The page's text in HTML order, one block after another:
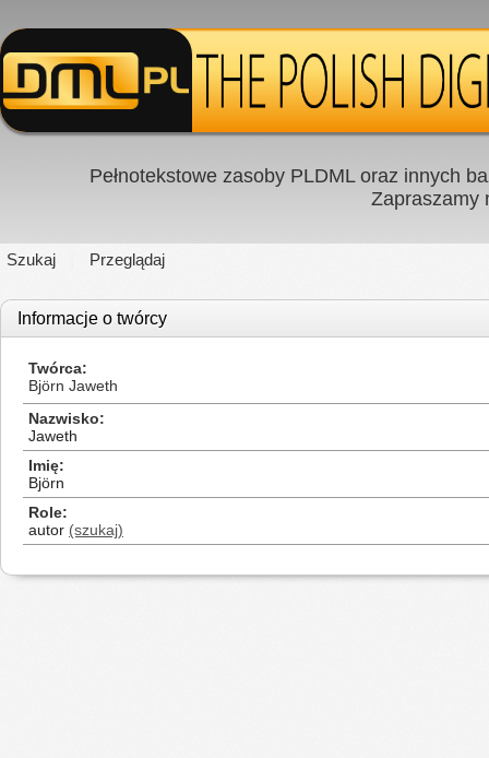
Pełnotekstowe zasoby PLDML oraz innych
Zapraszamy
Szukaj Przeglądaj
Informacje o twórcy
Twórca
Björn Jaweth
Nazwisko
Jaweth
Imię
Björn
Role
autor (szukaj)